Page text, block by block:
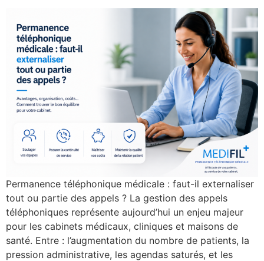
Permanence téléphonique médicale : faut-il externaliser
tout ou partie des appels ? La gestion des appels
téléphoniques représente aujourd’hui un enjeu majeur
pour les cabinets médicaux, cliniques et maisons de
santé. Entre : l’augmentation du nombre de patients, la
pression administrative, les agendas saturés, et les